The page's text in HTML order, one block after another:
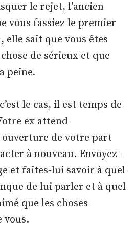
le rejet, l’ancien
vous fassiez le premier
elle sait que vous êtes
de sérieux et que
peine.
le cas, il est temps de
ex attend
de votre part
à nouveau. Envoyez-
et faites-lui savoir à quel
de lui parler et à quel
que les choses
vous.